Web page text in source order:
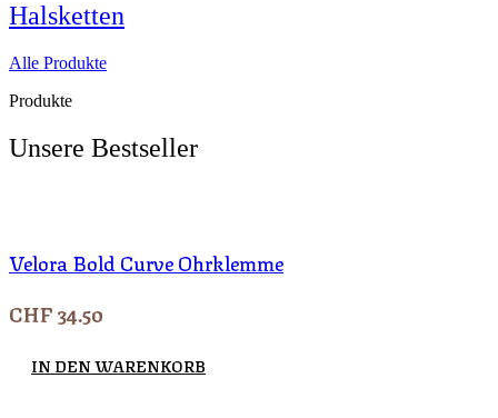
Halsketten
Alle Produkte
Produkte
Unsere Bestseller
Velora Bold Curve Ohrklemme
CHF34.50
IN DEN WARENKORB